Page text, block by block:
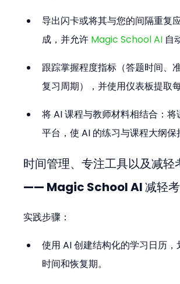
导出闪卡或将其与您的间隔重复
成，并允许 Magic School AI 自
跟踪掌握程度指标（答题时间、
复习周期），并使用仪表板提取每
将 AI 课程与教师材料相结合：将
平台，使 AI 的练习与课程大纲保
时间管理、专注工具以及减轻
—— Magic School AI 减轻
实践步骤：
使用 AI 创建结构化的学习日历
时间和恢复期。